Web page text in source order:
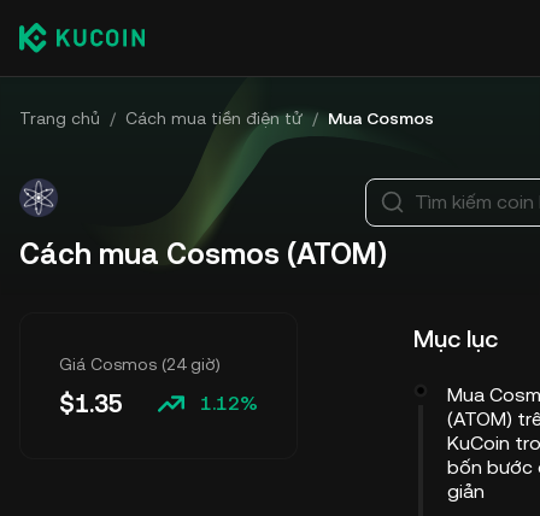
Trang chủ / Cách mua tiền điện tử / Mua Cosmos
Cách mua Cosmos (ATOM)
Giá Cosmos (24 giờ)
$1.35 1.12%
Tìm kiếm coin
Mục lục
Mua
(ATOM)
KuCoin
bốn bước
giản